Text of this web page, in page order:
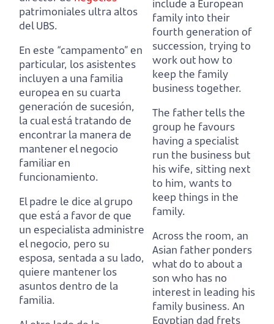
patrimoniales ultra altos
del UBS.
En este “campamento” en
particular, los asistentes
incluyen a una familia
europea en su cuarta
generación de sucesión,
la cual está tratando de
encontrar la manera de
mantener el negocio
familiar en
funcionamiento.
El padre le dice al grupo
que está a favor de que
un especialista administre
el negocio, pero su
esposa, sentada a su lado,
quiere mantener los
asuntos dentro de la
familia.
include a European
family into their
fourth generation of
succession, trying to
work out how to
keep the family
business together.
The father tells the
group he favours
having a specialist
run the business but
his wife, sitting next
to him, wants to
keep things in the
family.
Across the room, an
Asian father ponders
what do to about a
son who has no
interest in leading his
family business. An
Egyptian dad frets